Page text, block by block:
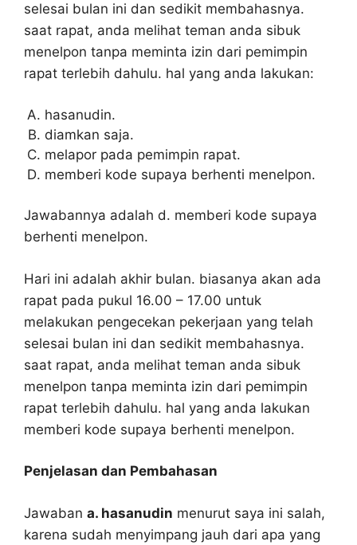
selesai bulan ini dan sedikit membahasnya.
saat rapat, anda melihat teman anda sibuk
menelpon tanpa meminta izin dari pemimpin
rapat terlebih dahulu. hal yang anda lakukan:
hasanudin.
diamkan saja.
melapor pada pemimpin rapat.
memberi kode supaya berhenti menelpon.
Jawabannya adalah d. memberi kode supaya
berhenti menelpon.
Hari ini adalah akhir bulan. biasanya akan ada
rapat pada pukul 16.00 – 17.00 untuk
melakukan pengecekan pekerjaan yang telah
selesai bulan ini dan sedikit membahasnya.
saat rapat, anda melihat teman anda sibuk
menelpon tanpa meminta izin dari pemimpin
rapat terlebih dahulu. hal yang anda lakukan
memberi kode supaya berhenti menelpon.
Penjelasan dan Pembahasan
Jawaban a. hasanudin menurut saya ini salah,
karena sudah menyimpang jauh dari apa yang